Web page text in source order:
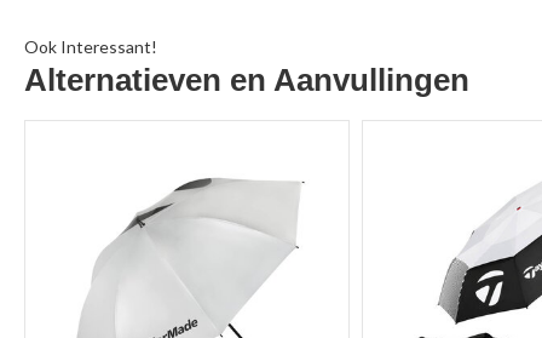
Ook Interessant!
Alternatieven en Aanvullingen